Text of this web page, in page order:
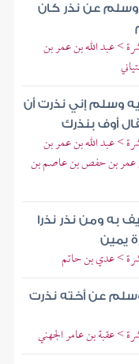
وسلم عن نذر كان
> عبد الله بن عمر بن
وسلم إني نذرت أن
أوف بنذرك
> عبد الله بن عمر بن
عمر بن حفص بن عاصم بن
به ومن نذر نذرا
يمين
> عدي بن حاتم
وسلم عن أخته نذرت
> عقبة بن عامر الجهني